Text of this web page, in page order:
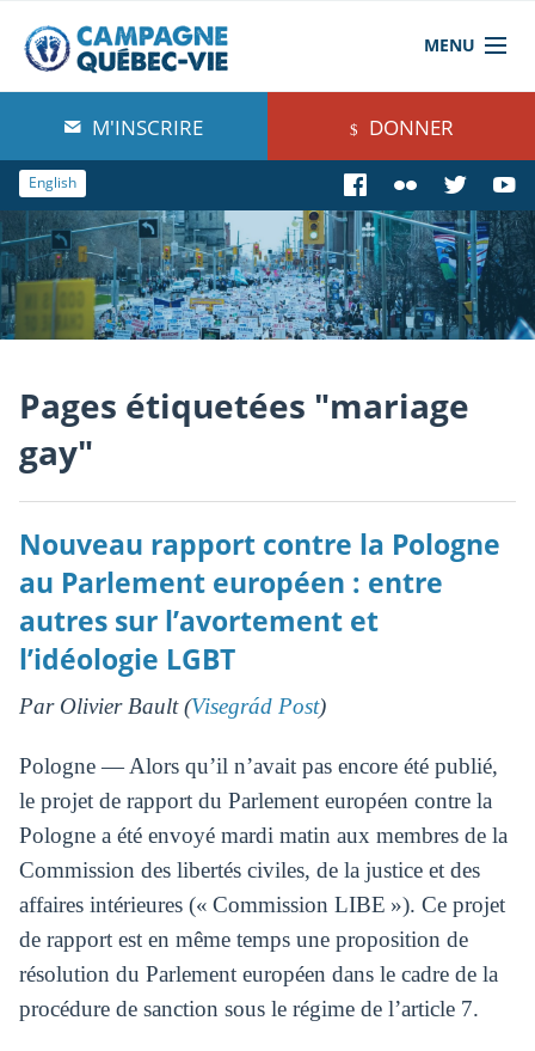
MENU
À propos de nous
Blog
Comprendre
Agir
Boutique
M'INSCRIRE DONNER
English
Pages étiquetées "mariage
gay"
Nouveau rapport contre la Pologne
au Parlement européen : entre
autres sur l’avortement et
l’idéologie LGBT
Par Olivier Bault (Visegrád Post)
Pologne — Alors qu’il n’avait pas encore été publié,
le projet de rapport du Parlement européen contre la
Pologne a été envoyé mardi matin aux membres de la
Commission des libertés civiles, de la justice et des
affaires intérieures (« Commission LIBE »). Ce projet
de rapport est en même temps une proposition de
résolution du Parlement européen dans le cadre de la
procédure de sanction sous le régime de l’article 7.